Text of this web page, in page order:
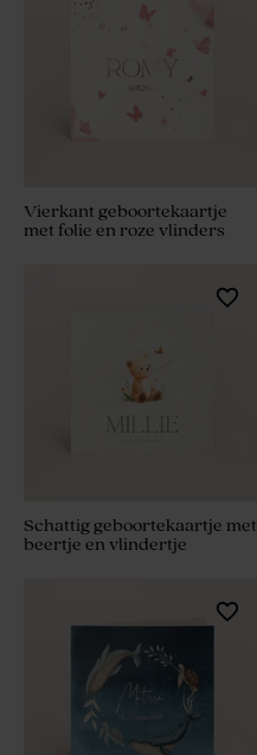
Vierkant geboortekaartje
met folie en roze vlinders
Schattig geboortekaartje met
beertje en vlindertje